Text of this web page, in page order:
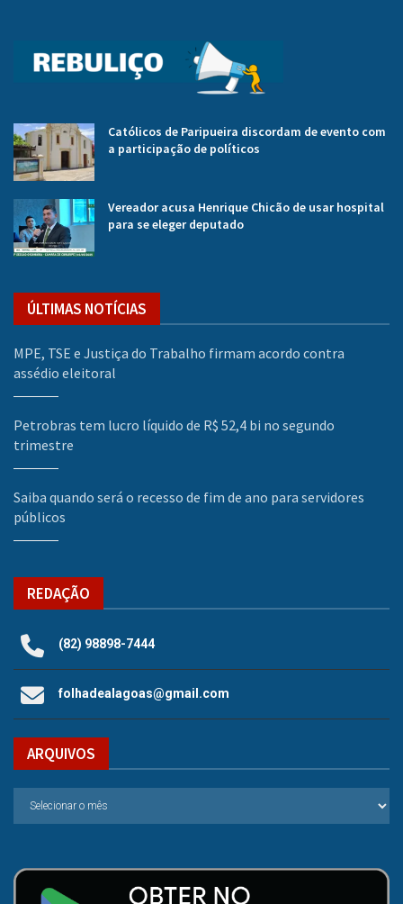
Católicos de Paripueira discordam de evento com
a participação de políticos
Vereador acusa Henrique Chicão de usar hospital
para se eleger deputado
ÚLTIMAS NOTÍCIAS
MPE, TSE e Justiça do Trabalho firmam acordo contra
assédio eleitoral
Petrobras tem lucro líquido de R$ 52,4 bi no segundo
trimestre
Saiba quando será o recesso de fim de ano para servidores
públicos
REDAÇÃO
(82) 98898-7444
folhadealagoas@gmail.com
ARQUIVOS